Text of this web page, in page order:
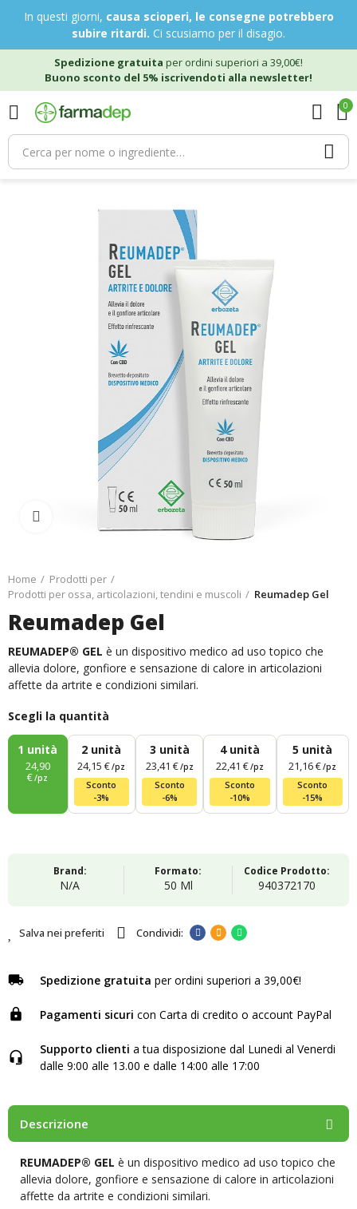
In questi giorni, causa scioperi, le consegne potrebbero
subire ritardi. Ci scusiamo per il disagio.
Spedizione gratuita per ordini superiori a 39,00€!
Buono sconto del 5% iscrivendoti alla newsletter!
0
Home
Prodotti per
Prodotti per ossa, articolazioni, tendini e muscoli
Reumadep Gel
Reumadep Gel
REUMADEP® GEL è un dispositivo medico ad uso topico che
allevia dolore, gonfiore e sensazione di calore in articolazioni
affette da artrite e condizioni similari.
Scegli la quantità
1 unità
24,90
€/pz
2 unità
24,15 €/pz
Sconto
-3%
3 unità
23,41 €/pz
Sconto
-6%
4 unità
22,41 €/pz
Sconto
-10%
5 unità
21,16 €/pz
Sconto
-15%
Brand:
N/A
Formato:
50 Ml
Codice Prodotto:
940372170
Salva nei preferiti
Spedizione gratuita per ordini superiori a 39,00€!
Pagamenti sicuri con Carta di credito o account PayPal
Supporto clienti a tua disposizione dal Lunedi al Venerdi
dalle 9:00 alle 13.00 e dalle 14:00 alle 17:00
Descrizione
REUMADEP® GEL è un dispositivo medico ad uso topico che
allevia dolore, gonfiore e sensazione di calore in articolazioni
affette da artrite e condizioni similari.